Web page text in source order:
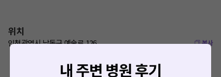
위치
인천광역시 남동구 예술로 126 복사